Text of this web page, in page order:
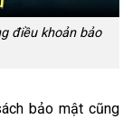
điều khoản bảo
bảo mật cũng